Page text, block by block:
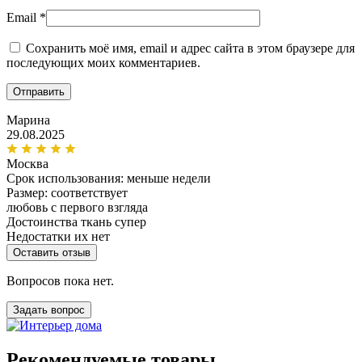
Email *
Сохранить моё имя, email и адрес сайта в этом браузере для
последующих моих комментариев.
Марина
29.08.2025
Москва
Срок использования: меньше недели
Размер: соответствует
любовь с первого взгляда
Достоинства ткань супер
Недостатки их нет
Оставить отзыв
Вопросов пока нет.
Задать вопрос